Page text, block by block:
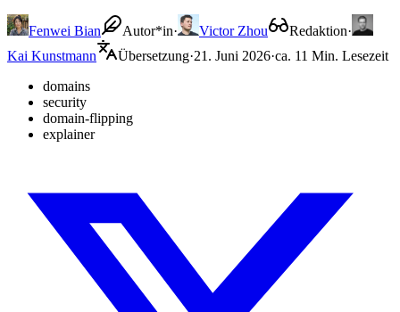
Fenwei Bian Autor*in· Victor Zhou Redaktion·
Kai Kunstmann
Übersetzung·21. Juni 2026·ca. 11 Min. Lesezeit
domains
security
domain-flipping
explainer